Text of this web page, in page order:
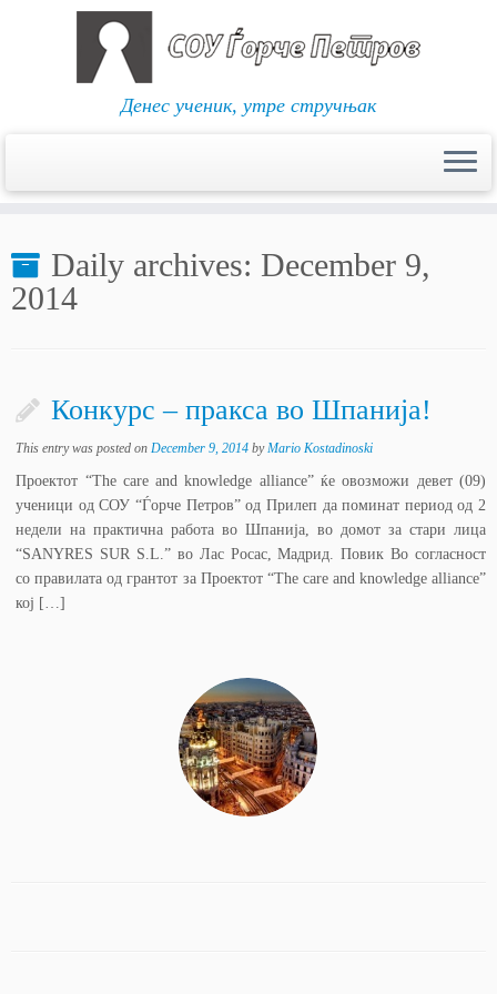
content
Денес ученик, утре стручњак
Daily archives: December 9,
2014
Конкурс – пракса во Шпанија!
This entry was posted onDecember 9, 2014 byMario Kostadinoski
Проектот “The care and knowledge alliance” ќе овозможи девет (09)
ученици од СОУ “Ѓорче Петров” од Прилеп да поминат период од 2
недели на практична работа во Шпанија, во домот за стари лица
“SANYRES SUR S.L.” во Лас Росас, Мадрид. Повик Во согласност
со правилата од грантот за Проектот “The care and knowledge alliance”
кој […]